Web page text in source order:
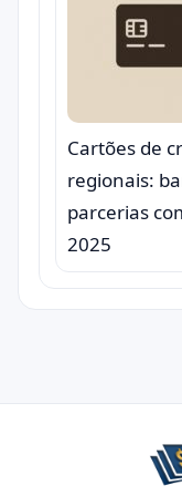
Cartões de
regionais:
parcerias
2025